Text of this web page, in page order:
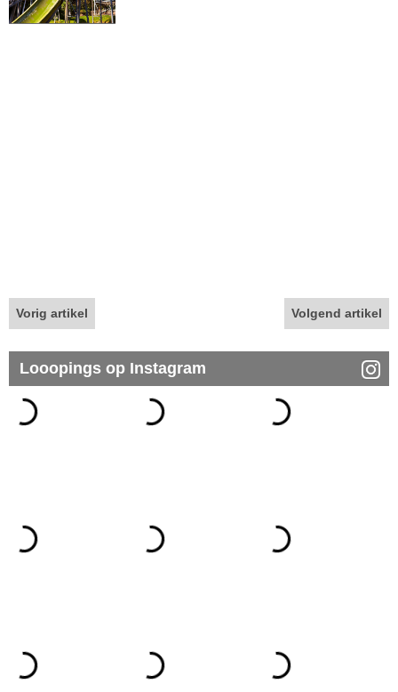
Vorig artikel Volgend artikel
Looopings op Instagram